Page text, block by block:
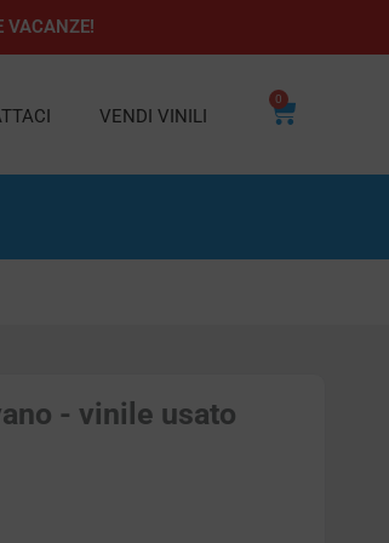
VACANZE!
VENDI VINILI
0
Carrello
- vinile usato